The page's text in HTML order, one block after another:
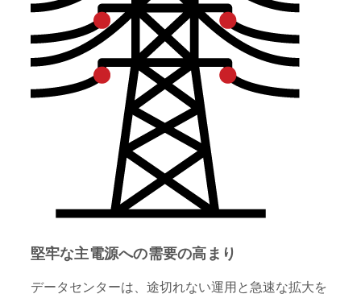
堅牢な主電源への需要の高まり
データセンターは、途切れない運用と急速な拡大を